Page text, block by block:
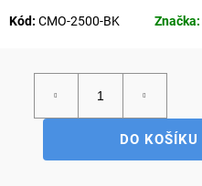
Kód: CMO-2500-BK Značka:
DO KOŠÍKU